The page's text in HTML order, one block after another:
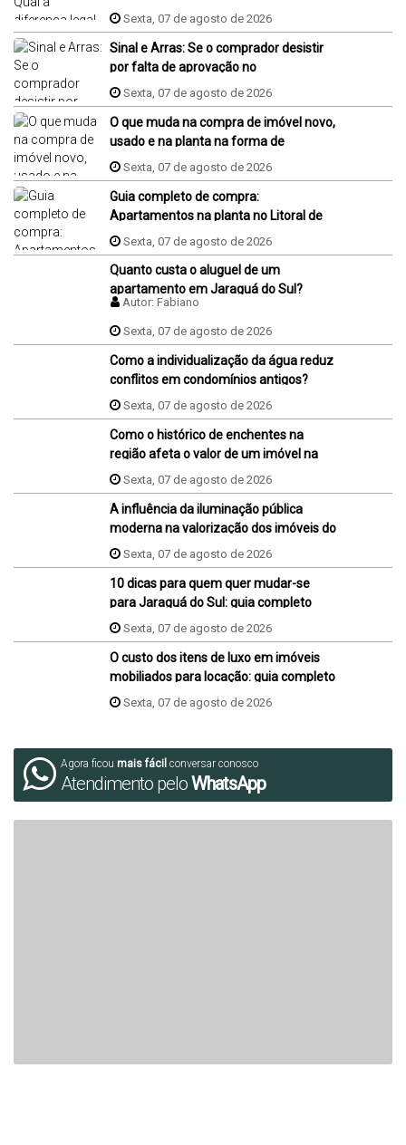
da promessa de compra e venda do
imóvel?
Sexta, 07 de agosto de 2026
Sinal e Arras: Se o comprador desistir
por falta de aprovação no
financiamento, ele perde o sinal dados
na proposta?
Sexta, 07 de agosto de 2026
O que muda na compra de imóvel novo,
usado e na planta na forma de
pagamento?
Sexta, 07 de agosto de 2026
Guia completo de compra:
Apartamentos na planta no Litoral de
SCSexta, 07 de agosto de 2026
Quanto custa o aluguel de um
apartamento em Jaraguá do Sul?
Autor: Fabiano
Sexta, 07 de agosto de 2026
Como a individualização da água reduz
conflitos em condomínios antigos?
Sexta, 07 de agosto de 2026
Como o histórico de enchentes na
região afeta o valor de um imóvel na
hora da venda ou da compra?
Sexta, 07 de agosto de 2026
A influência da iluminação pública
moderna na valorização dos imóveis do
bairroSexta, 07 de agosto de 2026
10 dicas para quem quer mudar-se
para Jaraguá do Sul: guia completo
Sexta, 07 de agosto de 2026
O custo dos itens de luxo em imóveis
mobiliados para locação: guia completo
Sexta, 07 de agosto de 2026
Agora ficou mais fácil conversar conosco
Atendimento peloWhatsApp